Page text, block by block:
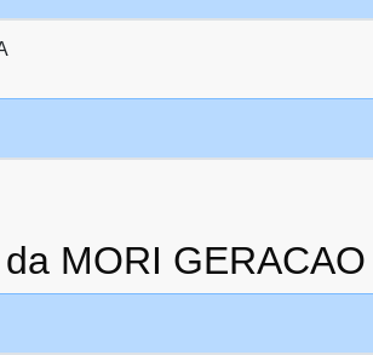
MORI